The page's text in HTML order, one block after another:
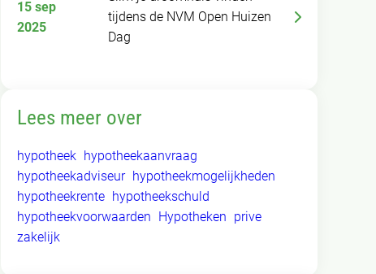
15 sep
2025
tijdens de NVM Open Huizen
Dag
Lees meer over
hypotheek hypotheekaanvraag
hypotheekadviseur hypotheekmogelijkheden
hypotheekrente hypotheekschuld
hypotheekvoorwaarden
Hypotheken prive
zakelijk